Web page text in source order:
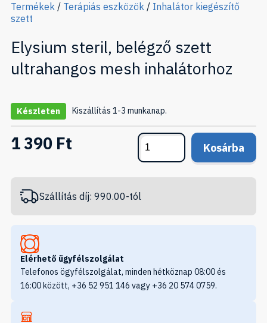
Termékek / Terápiás eszközök / Inhalátor kiegészítő
szett
Elysium steril, belégző szett
ultrahangos mesh inhalátorhoz
Készleten Kiszállítás 1-3 munkanap.
1 390 Ft Kosárba
Szállítás díj: 990.00-tól
Elérhető ügyfélszolgálat
Telefonos ögyfélszolgálat, minden hétköznap 08:00 és
16:00 között, +36 52 951 146 vagy +36 20 574 0759.